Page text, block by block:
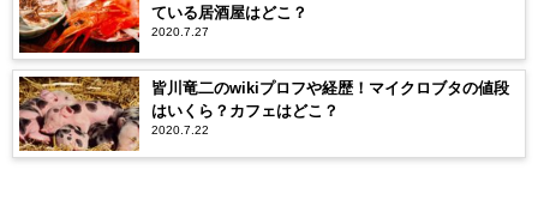
ている居酒屋はどこ？
2020.7.27
皆川竜二のwikiプロフや経歴！マイクロブタの値段
はいくら？カフェはどこ？
2020.7.22